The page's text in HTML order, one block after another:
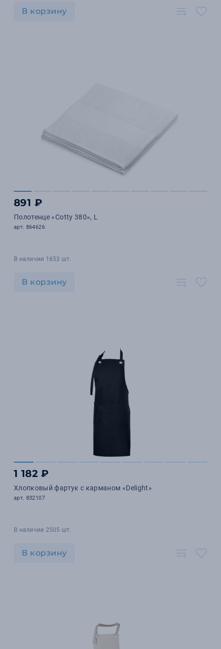
В корзину
891 ₽
Полотенце «Cotty 380», L
арт. 864626
В наличии 1653 шт.
В корзину
1 182 ₽
Хлопковый фартук с карманом «Delight»
арт. 832107
В наличии 2505 шт.
В корзину